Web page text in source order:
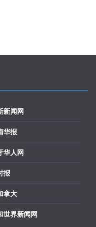
新闻网
华报
华人网
报
拿大
世界新闻网